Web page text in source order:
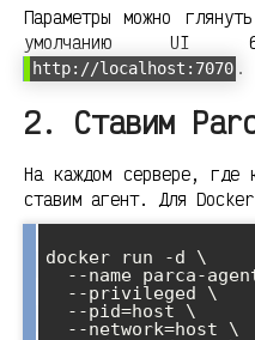
Параметры можно
умолчанию UI
http://localhost:7070 .
2. Ставим
На каждом сервере, где
ставим агент. Для
docker run -d \